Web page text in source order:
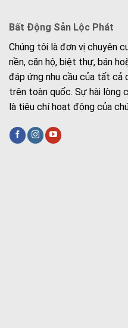
Bất Động Sản Lộc Phát
Chúng tôi là đơn vị chuyên
nền, căn hộ, biệt thự, bán
đáp ứng nhu cầu của tất cả
trên toàn quốc. Sự hài lòng
là tiêu chí hoạt động của